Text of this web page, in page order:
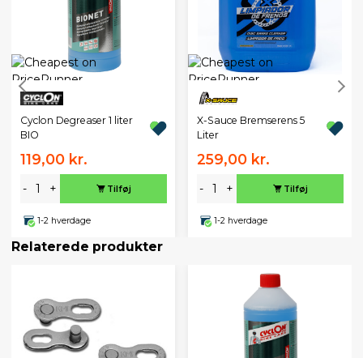
Cyclon Degreaser 1 liter
BIO
119,00 kr.
- + Tilføj
1-2 hverdage
X-Sauce Bremserens 5
Liter
259,00 kr.
- + Tilføj
1-2 hverdage
Relaterede produkter